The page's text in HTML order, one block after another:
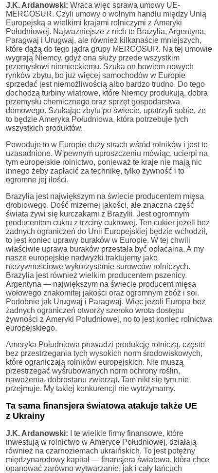
J.K. Ardanowski: Wraca więc sprawa umowy UE-
MERCOSUR. Czyli umowy o wolnym handlu między Unią
Europejską a wielkimi krajami rolniczymi z Ameryki
Południowej. Najważniejsze z nich to Brazylia, Argentyna,
Paragwaj i Urugwaj, ale również kilkanaście mniejszych,
które dążą do tego jądra grupy MERCOSUR. Na tej umowie
wygrają Niemcy, gdyż ona służy przede wszystkim
przemysłowi niemieckiemu. Szuka on bowiem nowych
rynków zbytu, bo już więcej samochodów w Europie
sprzedać jest niemożliwością albo bardzo trudno. Do tego
dochodzą turbiny wiatrowe, które Niemcy produkują, dobra
przemysłu chemicznego oraz sprzęt gospodarstwa
domowego. Szukając zbytu po świecie, upatrzyli sobie, że
to będzie Ameryka Południowa, która potrzebuje tych
wszystkich produktów.
Powoduje to w Europie duży strach wśród rolników i jest to
uzasadnione. W pewnym uproszczeniu mówiąc, ucierpi na
tym europejskie rolnictwo, ponieważ te kraje nie mają nic
innego żeby zapłacić za technikę, tylko żywność i to
ogromne jej ilości.
Brazylia jest największym na świecie producentem mięsa
drobiowego. Dość mizernej jakości, ale znaczna część
świata żywi się kurczakami z Brazylii. Jest ogromnym
producentem cukru z trzciny cukrowej. Ten cukier jeżeli bez
żadnych ograniczeń do Unii Europejskiej będzie wchodził,
to jest koniec uprawy buraków w Europie. W tej chwili
właściwie uprawa buraków przestała być opłacalna. A my
nasze europejskie nadwyżki traktujemy jako
nieżywnościowe wykorzystanie surowców rolniczych.
Brazylia jest również wielkim producentem pszenicy.
Argentyna — największym na świecie producent mięsa
wołowego znakomitej jakości oraz ogromnym zbóż i soi.
Podobnie jak Urugwaj i Paragwaj. Więc jeżeli Europa bez
żadnych ograniczeń otworzy szeroko wrota dostępu
żywności z Ameryki Południowej, no to jest koniec rolnictwa
europejskiego.
Ameryka Południowa prowadzi produkcję rolniczą, często
bez przestrzegania tych wysokich norm środowiskowych,
które ograniczają rolników europejskich. Nie muszą
przestrzegać wyśrubowanych norm ochrony roślin,
nawożenia, dobrostanu zwierząt. Tam nikt się tym nie
przejmuje. My takiej konkurencji nie wytrzymamy.
Ta sama finansjera światowa atakuje także UE
z Ukrainy
J.K. Ardanowski:
I te wielkie firmy finansowe, które
inwestują w rolnictwo w Ameryce Południowej, działają
również na czarnoziemach ukraińskich. To jest potężny
międzynarodowy kapitał — finansjera światowa, która chce
opanować zarówno wytwarzanie, jak i cały łańcuch